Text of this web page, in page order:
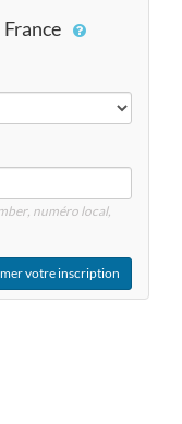
, numéro local,